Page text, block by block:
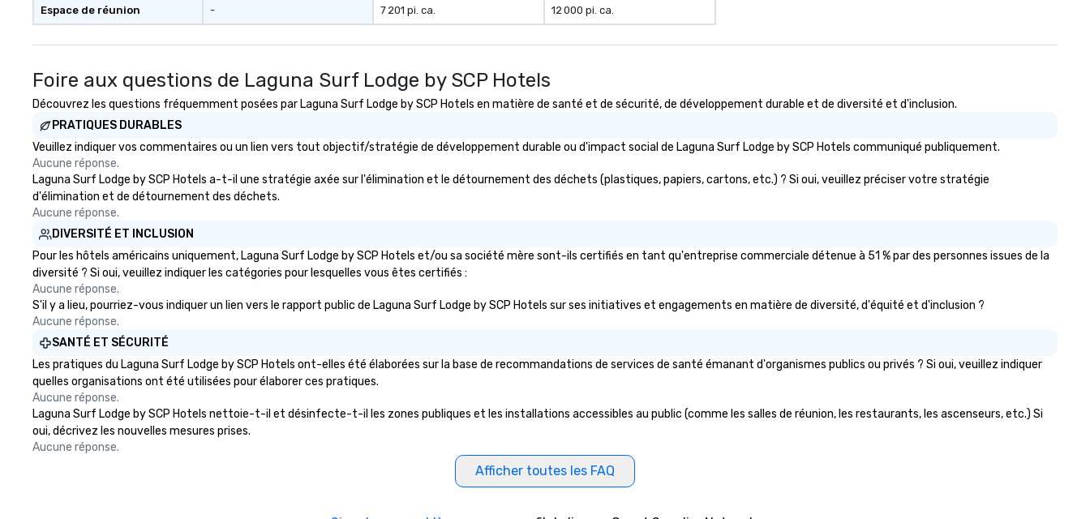
every moment of your special
day! From setting the mood for
your "I do" moment, to creating a
providing some sultry sounds for
unforgettable all night dance
every step of the way to make
breeze. We have many options
Espace de réunion - 7 201 pi. ca. 12 000 pi. ca.
Foire aux questions de Laguna Surf Lodge by SCP Hotels
Découvrez les questions fréquemment posées par Laguna Surf Lodge by SCP Hotels en matière de santé et de sécurité, de développement durable et de diversité et d'inclusion.
PRATIQUES DURABLES
Veuillez indiquer vos commentaires ou un lien vers tout objectif/stratégie de développement durable ou d'impact social de Laguna Surf Lodge by SCP Hotels communiqué publiquement.
Aucune réponse.
Laguna Surf Lodge by SCP Hotels a-t-il une stratégie axée sur l'élimination et le détournement des déchets (plastiques, papiers, cartons, etc.) ? Si oui, veuillez préciser votre stratégie
d'élimination et de détournement des déchets.
Aucune réponse.
DIVERSITÉ ET INCLUSION
Pour les hôtels américains uniquement, Laguna Surf Lodge by SCP Hotels et/ou sa société mère sont-ils certifiés en tant qu'entreprise commerciale détenue à 51 % par des personnes issues de la
diversité ? Si oui, veuillez indiquer les catégories pour lesquelles vous êtes certifiés :
Aucune réponse.
S'il y a lieu, pourriez-vous indiquer un lien vers le rapport public de Laguna Surf Lodge by SCP Hotels sur ses initiatives et engagements en matière de diversité, d'équité et d'inclusion ?
Aucune réponse.
SANTÉ ET SÉCURITÉ
Les pratiques du Laguna Surf Lodge by SCP Hotels ont-elles été élaborées sur la base de recommandations de services de santé émanant d'organismes publics ou privés ? Si oui, veuillez indiquer
quelles organisations ont été utilisées pour élaborer ces pratiques.
Aucune réponse.
Laguna Surf Lodge by SCP Hotels nettoie-t-il et désinfecte-t-il les zones publiques et les installations accessibles au public (comme les salles de réunion, les restaurants, les ascenseurs, etc.) Si
oui, décrivez les nouvelles mesures prises.
Aucune réponse.
Afficher toutes les FAQ